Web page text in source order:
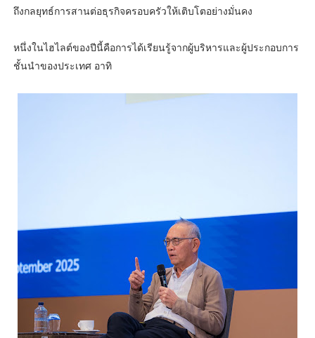
ถึงกลยุทธ์การสานต่อธุรกิจครอบครัวให้เติบโตอย่างมั่นคง
หนึ่งในไฮไลต์ของปีนี้คือการได้เรียนรู้จากผู้บริหารและผู้ประกอบการ
ชั้นนำของประเทศ อาทิ